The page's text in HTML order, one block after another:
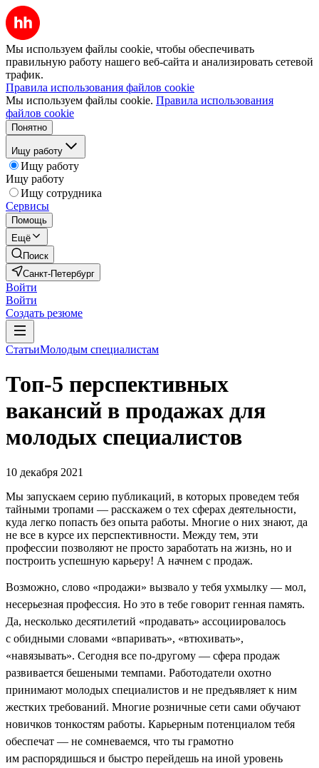
Мы используем файлы cookie, чтобы обеспечивать
правильную работу нашего веб-сайта и анализировать сетевой
трафик.
Правила использования файлов cookie
Мы используем файлы cookie. Правила использования
файлов cookie
Понятно
Ищу работу
Ищу работу
Ищу работу
Ищу сотрудника
Сервисы
Помощь
Ещё
Поиск
Санкт-Петербург
Войти
Войти
Создать резюме
СтатьиМолодым специалистам
Топ-5 перспективных
вакансий в продажах для
молодых специалистов
10 декабря 2021
Мы запускаем серию публикаций, в которых проведем тебя
тайными тропами — расскажем о тех сферах деятельности,
куда легко попасть без опыта работы. Многие о них знают, да
не все в курсе их перспективности. Между тем, эти
профессии позволяют не просто заработать на жизнь, но и
построить успешную карьеру! А начнем с продаж.
Возможно, слово «продажи» вызвало у тебя ухмылку — мол,
несерьезная профессия. Но это в тебе говорит генная память.
Да, несколько десятилетий «продавать» ассоциировалось
с обидными словами «впаривать», «втюхивать»,
«навязывать». Сегодня все по-другому — сфера продаж
развивается бешеными темпами. Работодатели охотно
принимают молодых специалистов и не предъявляет к ним
жестких требований. Многие розничные сети сами обучают
новичков тонкостям работы. Карьерным потенциалом тебя
обеспечат — не сомневаемся, что ты грамотно
им распорядишься и быстро перейдешь на иной уровень